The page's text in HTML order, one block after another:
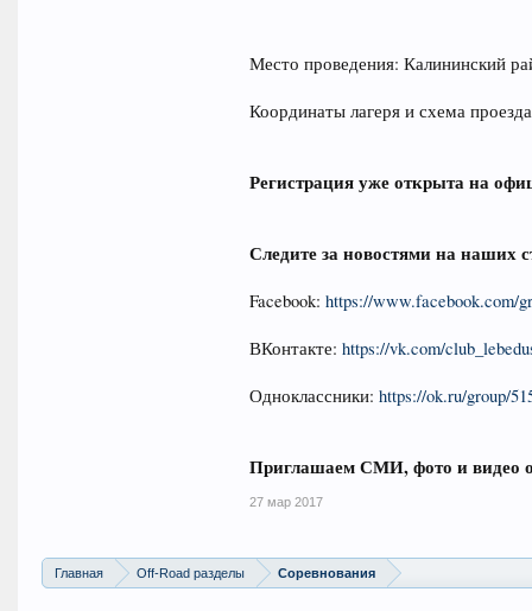
Место проведения: Калининский
Координаты лагеря и схема
Регистрация уже открыта на
Следите за новостями на наших
Facebook: https://www.facebook.com/
ВКонтакте: https://vk.com/
Одноклассники: https://ok.ru/group/
Приглашаем СМИ, фото и видео
27 мар 2017
Главная Off-Road разделы Соревнования